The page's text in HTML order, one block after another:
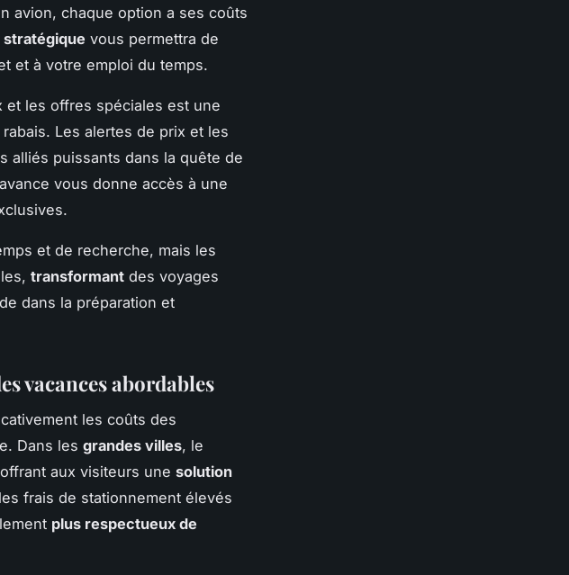
avion, chaque option a ses coûts
vous permettra de
et à votre emploi du temps.
les offres spéciales est une
Les alertes de prix et les
alliés puissants dans la quête de
vous donne accès à une
et de recherche, mais les
transformant des voyages
dans la préparation et
vacances abordables
les coûts des
Dans les grandes villes, le
aux visiteurs une solution
frais de stationnement élevés
plus respectueux de